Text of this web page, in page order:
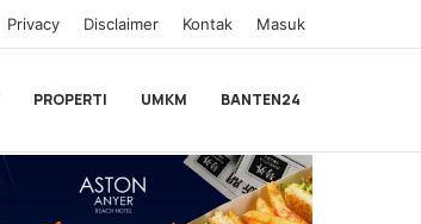
Privacy Disclaimer Kontak Masuk
PROPERTI UMKM BANTEN24